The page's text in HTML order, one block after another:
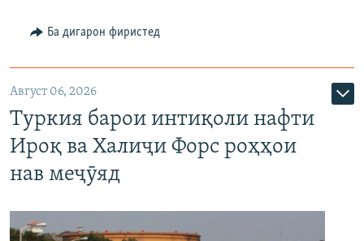
Ба дигарон фиристед
Август 06, 2026
Туркия барои интиқоли нафти
Ироқ ва Халиҷи Форс роҳҳои
нав меҷӯяд